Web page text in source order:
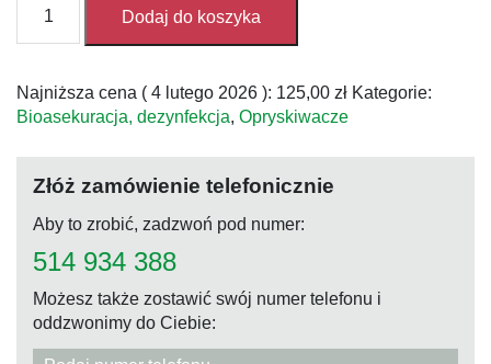
Opryskiwacz
Industry
alka
line
Dodaj do koszyka
Najniższa cena ( 4 lutego 2026 ): 125,00 zł Kategorie:
Bioasekuracja, dezynfekcja, Opryskiwacze
Złóż zamówienie telefonicznie
Aby to zrobić, zadzwoń pod numer:
514 934 388
Możesz także zostawić swój numer telefonu i
oddzwonimy do Ciebie: